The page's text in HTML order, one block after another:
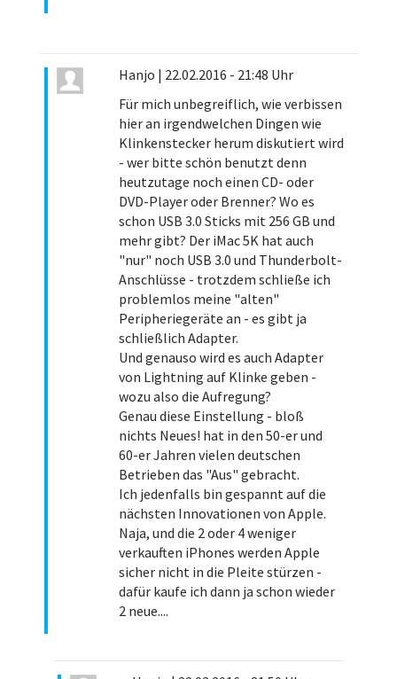
Hanjo | 22.02.2016 - 21:48 Uhr
Für mich unbegreiflich, wie verbissen
hier an irgendwelchen Dingen wie
Klinkenstecker herum diskutiert wird
- wer bitte schön benutzt denn
heutzutage noch einen CD- oder
DVD-Player oder Brenner? Wo es
schon USB 3.0 Sticks mit 256 GB und
mehr gibt? Der iMac 5K hat auch
"nur" noch USB 3.0 und Thunderbolt-
Anschlüsse - trotzdem schließe ich
problemlos meine "alten"
Peripheriegeräte an - es gibt ja
schließlich Adapter.
Und genauso wird es auch Adapter
von Lightning auf Klinke geben -
wozu also die Aufregung?
Genau diese Einstellung - bloß
nichts Neues! hat in den 50-er und
60-er Jahren vielen deutschen
Betrieben das "Aus" gebracht.
Ich jedenfalls bin gespannt auf die
nächsten Innovationen von Apple.
Naja, und die 2 oder 4 weniger
verkauften iPhones werden Apple
sicher nicht in die Pleite stürzen -
dafür kaufe ich dann ja schon wieder
2 neue....